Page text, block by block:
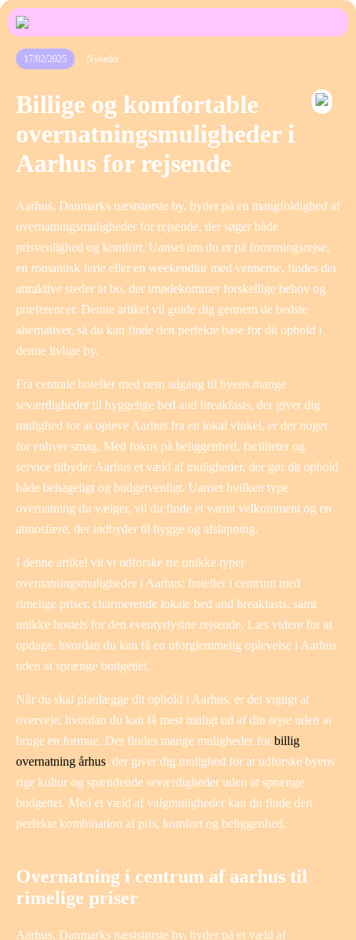
17/02/2025 Nyheder
Billige og komfortable
overnatningsmuligheder i
Aarhus for rejsende
Aarhus, Danmarks næststørste by, byder på en mangfoldighed af
overnatningsmuligheder for rejsende, der søger både
prisvenlighed og komfort. Uanset om du er på forretningsrejse,
en romantisk ferie eller en weekendtur med vennerne, findes der
attraktive steder at bo, der imødekommer forskellige behov og
præferencer. Denne artikel vil guide dig gennem de bedste
alternativer, så du kan finde den perfekte base for dit ophold i
denne livlige by.
Fra centrale hoteller med nem adgang til byens mange
seværdigheder til hyggelige bed and breakfasts, der giver dig
mulighed for at opleve Aarhus fra en lokal vinkel, er der noget
for enhver smag. Med fokus på beliggenhed, faciliteter og
service tilbyder Aarhus et væld af muligheder, der gør dit ophold
både behageligt og budgetvenligt. Uanset hvilken type
overnatning du vælger, vil du finde et varmt velkomment og en
atmosfære, der indbyder til hygge og afslapning.
I denne artikel vil vi udforske tre unikke typer
overnatningsmuligheder i Aarhus: hoteller i centrum med
rimelige priser, charmerende lokale bed and breakfasts, samt
unikke hostels for den eventyrlystne rejsende. Læs videre for at
opdage, hvordan du kan få en uforglemmelig oplevelse i Aarhus
uden at sprænge budgettet.
Når du skal planlægge dit ophold i Aarhus, er det vigtigt at
overveje, hvordan du kan få mest muligt ud af din rejse uden at
bruge en formue. Der findes mange muligheder for billig
overnatning århus, der giver dig mulighed for at udforske byens
rige kultur og spændende seværdigheder uden at sprænge
budgettet. Med et væld af valgmuligheder kan du finde den
perfekte kombination af pris, komfort og beliggenhed.
Overnatning i centrum af aarhus til
rimelige priser
Aarhus, Danmarks næststørste by, byder på et væld af